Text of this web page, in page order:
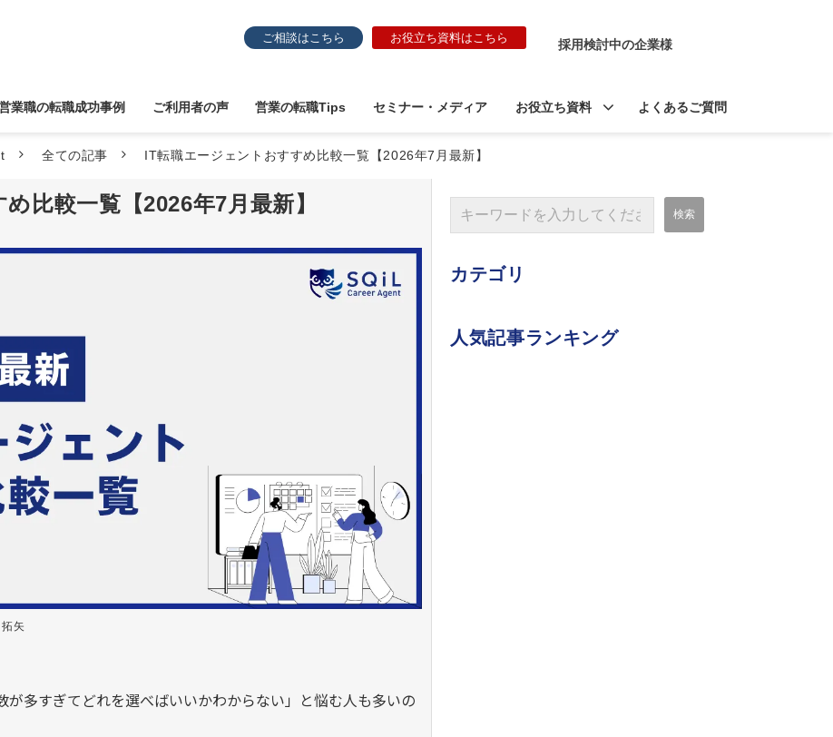
ご相談はこちら お役立ち資料はこちら 採用検討中の企業様
業職の転職成功事例 ご利用者の声 営業の転職Tips セミナー・メディア お役立ち資料 よくあるご質問
全ての記事 IT転職エージェントおすすめ比較一覧【2026年7月最新】
比較一覧【2026年7月最新】
矢
が多すぎてどれを選べばいいかわからない」と悩む人も多いの
カテゴリ
人気記事ランキング